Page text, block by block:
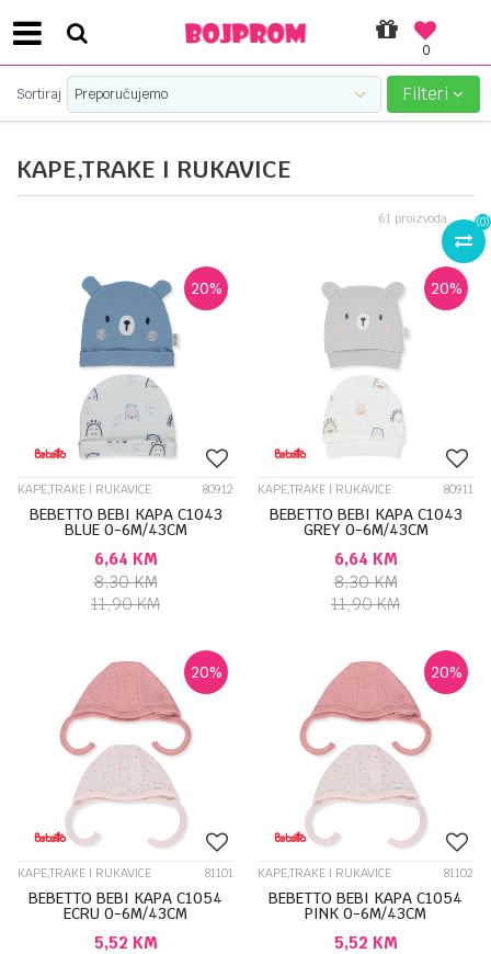
0
SIGURNO PLAĆANJE PLATNIM KARTICAMA!
(0)
KAPE,TRAKE I RUKAVICE
Sortiraj Filteri
61 proizvoda
20%
KAPE,TRAKE I RUKAVICE 80912
BEBETTO BEBI KAPA C1043
BLUE 0-6M/43CM
6,64 KM
8,30KM
11,90KM
20%
KAPE,TRAKE I RUKAVICE 80911
BEBETTO BEBI KAPA C1043
GREY 0-6M/43CM
6,64 KM
8,30KM
11,90KM
20%
KAPE,TRAKE I RUKAVICE 81101
BEBETTO BEBI KAPA C1054
ECRU 0-6M/43CM
5,52 KM
20%
KAPE,TRAKE I RUKAVICE 81102
BEBETTO BEBI KAPA C1054
PINK 0-6M/43CM
5,52 KM